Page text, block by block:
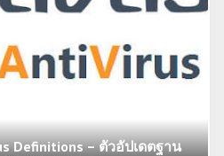
Definitions – ตัวอัปเดตฐาน